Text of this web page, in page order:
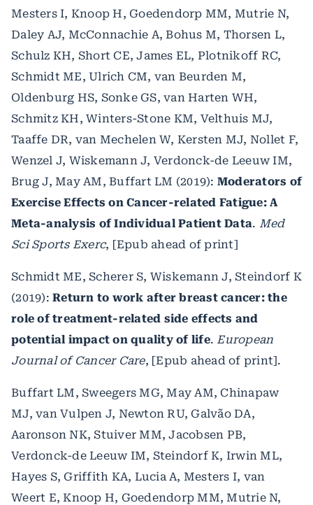
Mesters I, Knoop H, Goedendorp MM, Mutrie N,
Daley AJ, McConnachie A, Bohus M, Thorsen L,
Schulz KH, Short CE, James EL, Plotnikoff RC,
Schmidt ME, Ulrich CM, van Beurden M,
Oldenburg HS, Sonke GS, van Harten WH,
Schmitz KH, Winters-Stone KM, Velthuis MJ,
Taaffe DR, van Mechelen W, Kersten MJ, Nollet F,
Wenzel J, Wiskemann J, Verdonck-de Leeuw IM,
Brug J, May AM, Buffart LM (2019): Moderators of
Exercise Effects on Cancer-related Fatigue: A
Meta-analysis of Individual Patient Data. Med
Sci Sports Exerc, [Epub ahead of print]
Schmidt ME, Scherer S, Wiskemann J, Steindorf K
(2019): Return to work after breast cancer: the
role of treatment-related side effects and
potential impact on quality of life. European
Journal of Cancer Care, [Epub ahead of print].
Buffart LM, Sweegers MG, May AM, Chinapaw
MJ, van Vulpen J, Newton RU, Galvão DA,
Aaronson NK, Stuiver MM, Jacobsen PB,
Verdonck-de Leeuw IM, Steindorf K, Irwin ML,
Hayes S, Griffith KA, Lucia A, Mesters I, van
Weert E, Knoop H, Goedendorp MM, Mutrie N,